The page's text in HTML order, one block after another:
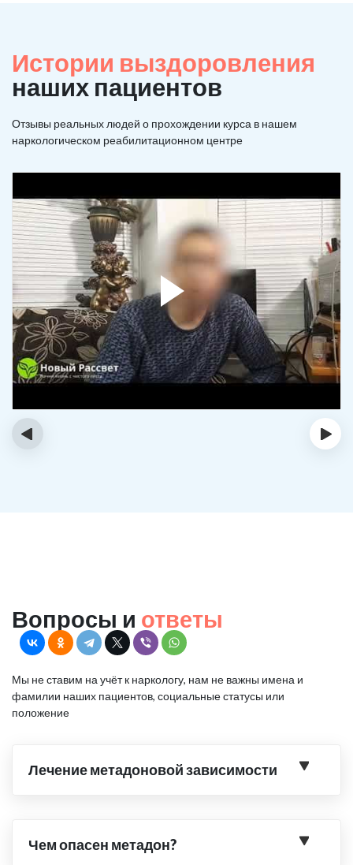
Истории выздоровления
наших пациентов
Отзывы реальных людей о прохождении курса в нашем
наркологическом реабилитационном центре
‹ ›
Вопросы и ответы
Мы не ставим на учёт к наркологу, нам не важны имена и
фамилии наших пациентов, социальные статусы или
положение
Лечение метадоновой зависимости
Чем опасен метадон?